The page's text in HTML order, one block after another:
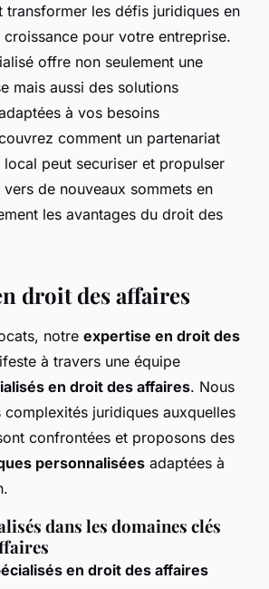
transformer les défis juridiques en
pour votre entreprise.
offre non seulement une
mais aussi des solutions
à vos besoins
comment un partenariat
peut securiser et propulser
de nouveaux sommets en
les avantages du droit des
droit des affaires
notre expertise en droit des
à travers une équipe
en droit des affaires. Nous
juridiques auxquelles
confrontées et proposons des
personnalisées adaptées à
dans les domaines clés
en droit des affaires